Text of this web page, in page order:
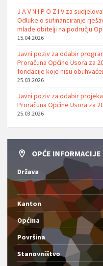
J A V N I P O Z I V za
Odluke o sufinanciranje
mlade obitelji na području
15.04.2026
Javni poziv za odabir
Proračuna Općine Usora za
fondacije koje nisu
25.03.2026
Javni poziv za odabir
Proračuna Općine Usora za
25.03.2026
OPĆE INFORMACIJE
Država
Kanton
Općina
Površina
Stanovništvo